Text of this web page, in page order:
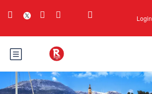
Login